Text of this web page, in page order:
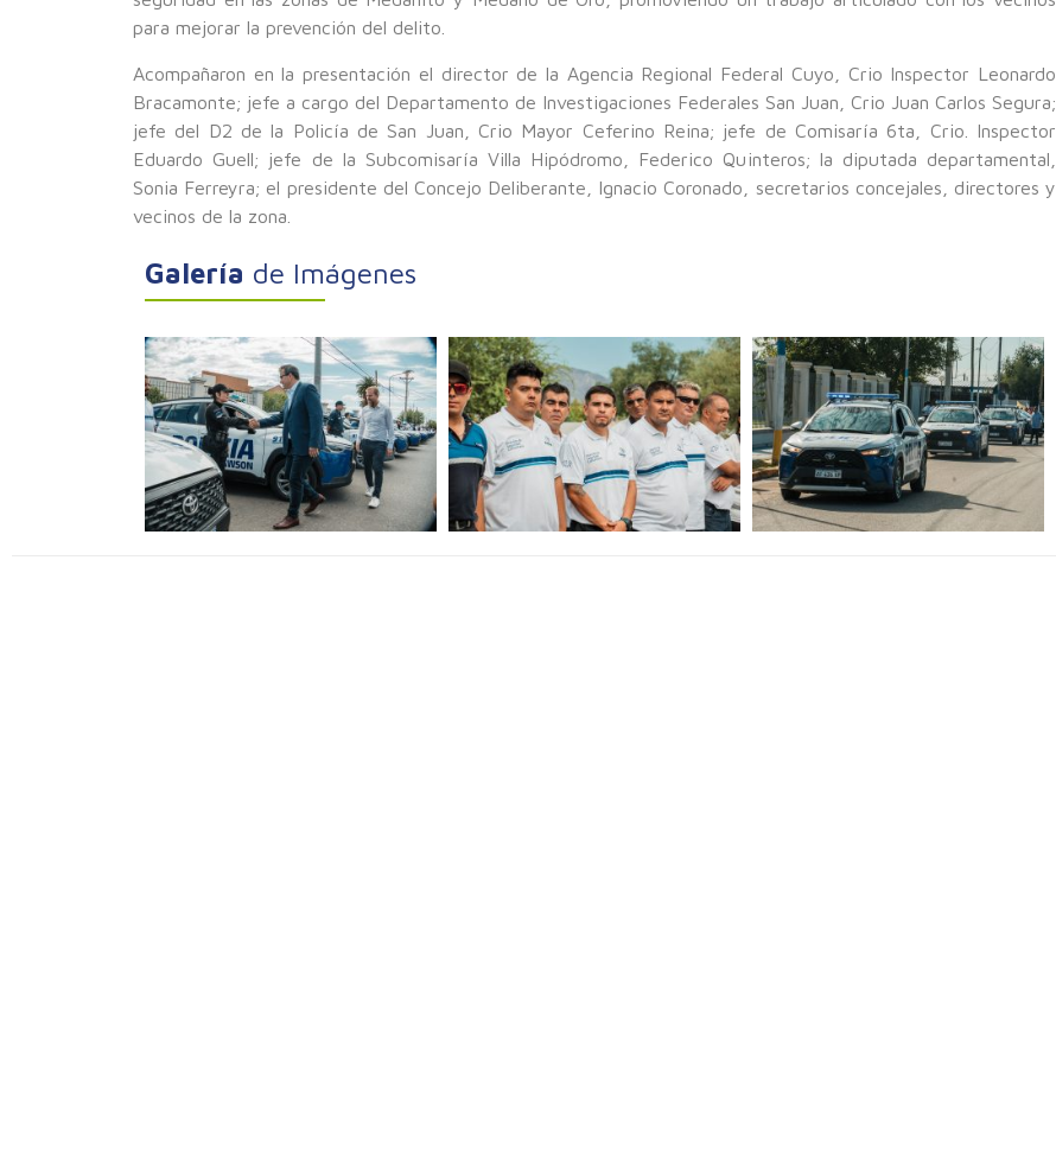
para mejorar la prevención del delito.
Acompañaron en la presentación el director de la Agencia Regional Federal Cuyo, Crio Inspector Leonardo
Bracamonte; jefe a cargo del Departamento de Investigaciones Federales San Juan, Crio Juan Carlos Segura;
jefe del D2 de la Policía de San Juan, Crio Mayor Ceferino Reina; jefe de Comisaría 6ta, Crio. Inspector
Eduardo Guell; jefe de la Subcomisaría Villa Hipódromo, Federico Quinteros; la diputada departamental,
Sonia Ferreyra; el presidente del Concejo Deliberante, Ignacio Coronado, secretarios concejales, directores y
vecinos de la zona.
Galería de Imágenes